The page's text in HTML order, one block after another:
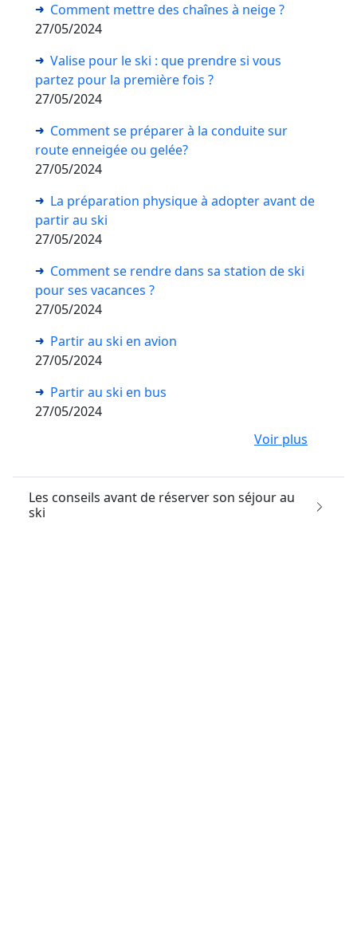
Comment mettre des chaînes à neige ?
27/05/2024
Valise pour le ski : que prendre si vous
partez pour la première fois ?
27/05/2024
Comment se préparer à la conduite sur
route enneigée ou gelée?
27/05/2024
La préparation physique à adopter avant de
partir au ski
27/05/2024
Comment se rendre dans sa station de ski
pour ses vacances ?
27/05/2024
Partir au ski en avion
27/05/2024
Partir au ski en bus
27/05/2024
Voir plus
Les conseils avant de réserver son séjour au
ski